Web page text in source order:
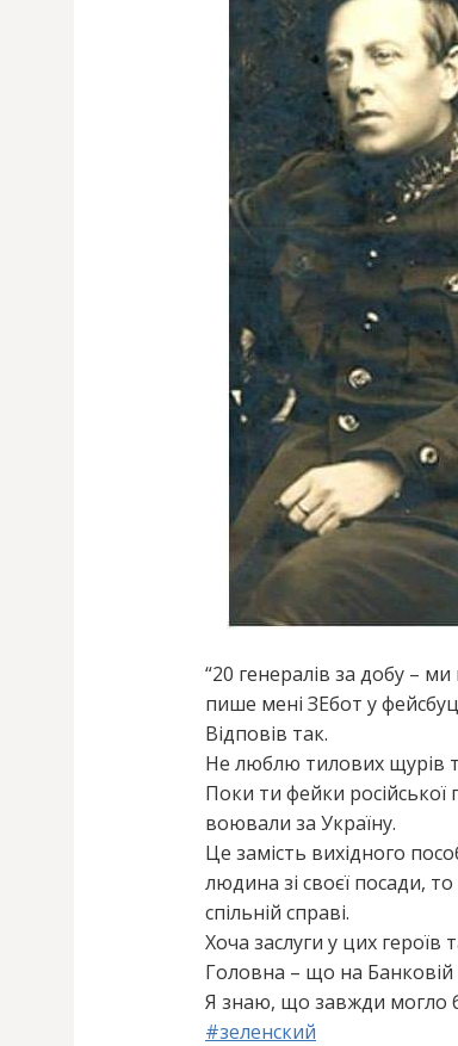
“20 генералів за добу –
пише мені ЗЕбот у
Відповів так.
Не люблю тилових щурів
Поки ти фейки
воювали за Україну.
Це замість вихідного
людина зі своєї посади,
спільній справі.
Хоча заслуги у цих героїв
Головна – що на Банковій
Я знаю, що завжди могло
#зеленский